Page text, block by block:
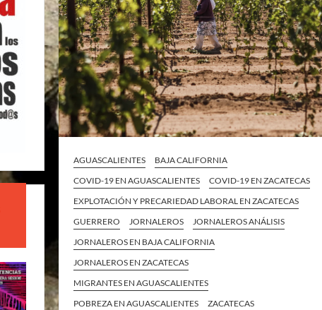
AGUASCALIENTES
BAJA CALIFORNIA
COVID-19 EN AGUASCALIENTES
COVID-19 EN ZACATECAS
EXPLOTACIÓN Y PRECARIEDAD LABORAL EN ZACATECAS
GUERRERO
JORNALEROS
JORNALEROS ANÁLISIS
JORNALEROS EN BAJA CALIFORNIA
JORNALEROS EN ZACATECAS
MIGRANTES EN AGUASCALIENTES
POBREZA EN AGUASCALIENTES
ZACATECAS